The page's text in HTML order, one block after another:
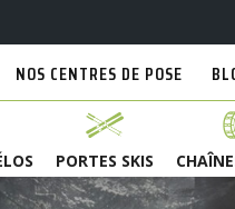
NOS CENTRES DE POSE
PORTES SKIS